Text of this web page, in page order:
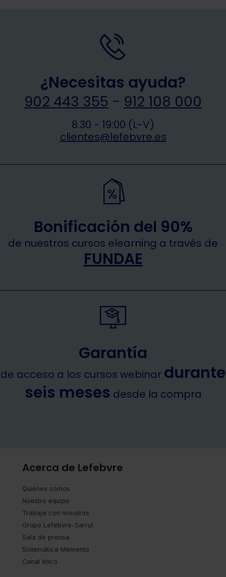
¿Necesitas ayuda?
902 443 355 - 912 108 000
8.30 - 19:00 (L-V)
clientes@lefebvre.es
Bonificación del 90%
de nuestros cursos elearning a través de
FUNDAE
Garantía
de acceso a los cursos webinar durante
seis meses desde la compra
Acerca de Lefebvre
Quiénes somos
Nuestro equipo
Trabaja con nosotros
Grupo Lefebvre-Sarrut
Sala de prensa
Sistemática Memento
Canal ético